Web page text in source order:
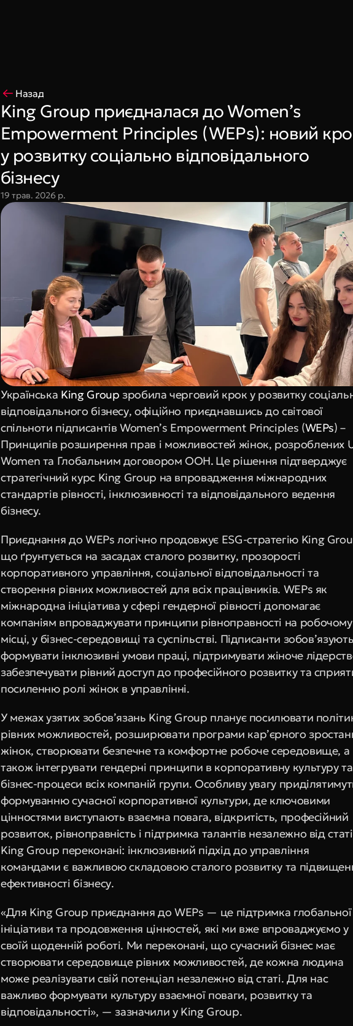
Назад
King Group приєдналася до Women’s
Empowerment Principles (WEPs): новий
у розвитку соціально відповідального
бізнесу
19 трав. 2026 р.
Українська King Group зробила черговий крок у розвитку
відповідального бізнесу, офіційно приєднавшись до світової
спільноти підписантів Women’s Empowerment Principles (WEPs) –
Принципів розширення прав і можливостей жінок, розроблених
Women та Глобальним договором ООН. Це рішення підтверджує
стратегічний курс King Group на впровадження міжнародних
стандартів рівності, інклюзивності та відповідального ведення
бізнесу.
Приєднання до WEPs логічно продовжує ESG-стратегію King
що ґрунтується на засадах сталого розвитку, прозорості
корпоративного управління, соціальної відповідальності та
створення рівних можливостей для всіх працівників. WEPs як
міжнародна ініціатива у сфері гендерної рівності допомагає
компаніям впроваджувати принципи рівноправності на робочому
місці, у бізнес-середовищі та суспільстві. Підписанти
формувати інклюзивні умови праці, підтримувати жіноче
забезпечувати рівний доступ до професійного розвитку та
посиленню ролі жінок в управлінні.
У межах узятих зобов’язань King Group планує посилювати
рівних можливостей, розширювати програми кар’єрного
жінок, створювати безпечне та комфортне робоче середовище, а
також інтегрувати гендерні принципи в корпоративну культуру та
бізнес-процеси всіх компаній групи. Особливу увагу
формуванню сучасної корпоративної культури, де ключовими
цінностями виступають взаємна повага, відкритість, професійний
розвиток, рівноправність і підтримка талантів незалежно від
King Group переконані: інклюзивний підхід до управління
командами є важливою складовою сталого розвитку та
ефективності бізнесу.
«Для King Group приєднання до WEPs — це підтримка глобальної
ініціативи та продовження цінностей, які ми вже впроваджуємо у
своїй щоденній роботі. Ми переконані, що сучасний бізнес має
створювати середовище рівних можливостей, де кожна людина
може реалізувати свій потенціал незалежно від статі. Для нас
важливо формувати культуру взаємної поваги, розвитку та
відповідальності», — зазначили у King Group.